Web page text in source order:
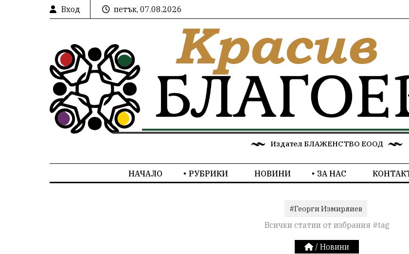
Вход петък, 07.08.2026
Издател БЛАЖЕНСТВО ЕООД
НАЧАЛО РУБРИКИ НОВИНИ ЗА НАС
#Георги Измирлиев
Всички статии от избрания #tag
/ Новини